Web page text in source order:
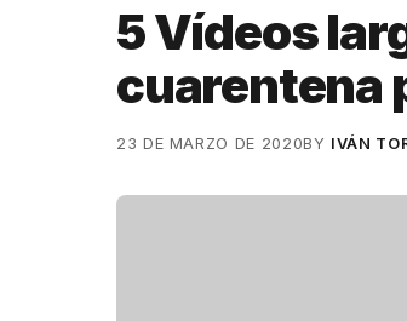
5 Vídeos
cuarentena
23 DE MARZO DE 2020BY IVÁN